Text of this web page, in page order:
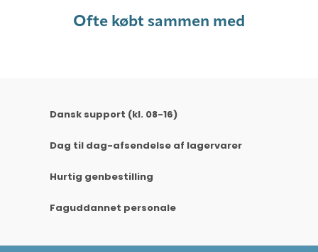
Ofte købt sammen med
Dansk support (kl. 08-16)
Dag til dag-afsendelse af lagervarer
Hurtig genbestilling
Faguddannet personale